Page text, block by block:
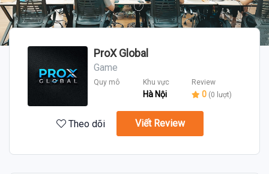
ProX Global
Game
Quy mô Khu vực
Hà Nội
Review
0 (0 lượt)
Theo dõi Viết Review